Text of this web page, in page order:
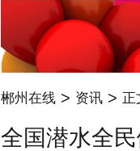
郴州在线 > 资讯 > 正
全国潜水全